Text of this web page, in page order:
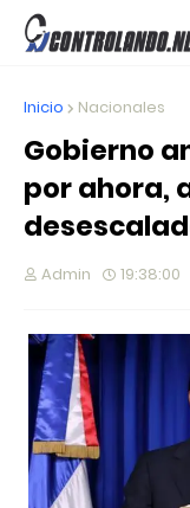
Inicio Nacionales
Gobierno
por ahora,
Admin 19:38:00